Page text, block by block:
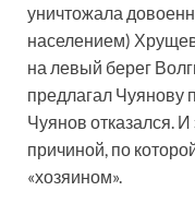
уничтожала
населением)
на левый берег
предлагал Чуянову
Чуянов отказался.
причиной, по
«хозяином».